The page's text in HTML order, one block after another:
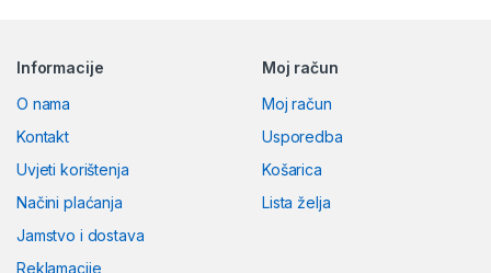
Informacije
O nama
Kontakt
Uvjeti korištenja
Načini plaćanja
Jamstvo i dostava
Reklamacije
Moj račun
Moj račun
Usporedba
Košarica
Lista želja